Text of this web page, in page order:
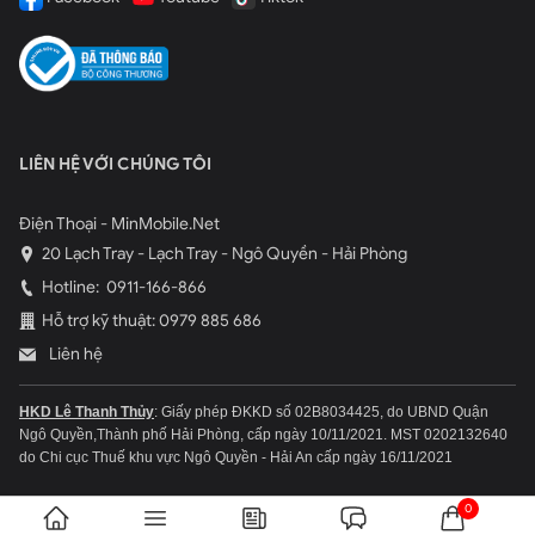
Chế độ Flex Mode của Samsung Galaxy Z Flip còn cho phép
người dùng mở máy ở góc 90 độ và đặt lên bàn để selfie. Vậy
nên người dùng có thể thoải mái chụp những bức ảnh selfie dù
đứng cách xa máy.
Single Take cho chiếc Flagship của mình. Với chế độ này, bạn có
khác nhau.
Dung lượng pin của Galaxy Z Flip
LIÊN HỆ VỚI CHÚNG TÔI
Điện Thoại - MinMobile.Net
20 Lạch Tray - Lạch Tray - Ngô Quyền - Hải Phòng
Hotline: 0911-166-866
Hỗ trợ kỹ thuật: 0979 885 686
Liên hệ
HKD Lê Thanh Thủy: Giấy phép ĐKKD số 02B8034425, do UBND Quận
Ngô Quyền,Thành phố Hải Phòng, cấp ngày 10/11/2021. MST 0202132640
do Chi cục Thuế khu vực Ngô Quyền - Hải An cấp ngày 16/11/2021
0